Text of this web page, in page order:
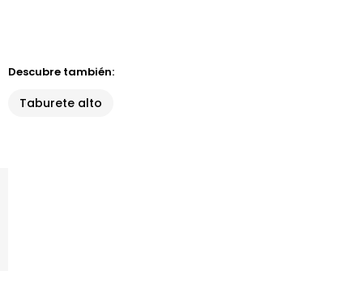
Descubre también:
Taburete alto